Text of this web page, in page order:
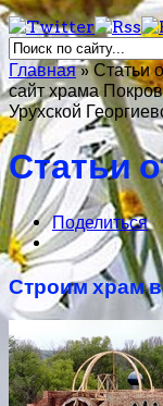
Главная »Статьи
сайт храма
Урухской
Статьи
Поделиться
Строим храм